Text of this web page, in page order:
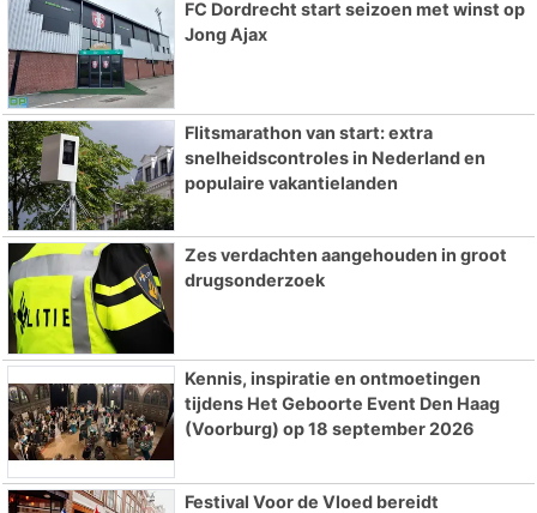
FC Dordrecht start seizoen met winst op
Jong Ajax
Flitsmarathon van start: extra
snelheidscontroles in Nederland en
populaire vakantielanden
Zes verdachten aangehouden in groot
drugsonderzoek
Kennis, inspiratie en ontmoetingen
tijdens Het Geboorte Event Den Haag
(Voorburg) op 18 september 2026
Festival Voor de Vloed bereidt